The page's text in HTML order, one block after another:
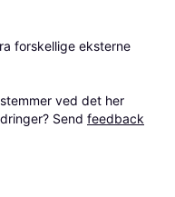
forskellige eksterne
ved det her
Send feedback